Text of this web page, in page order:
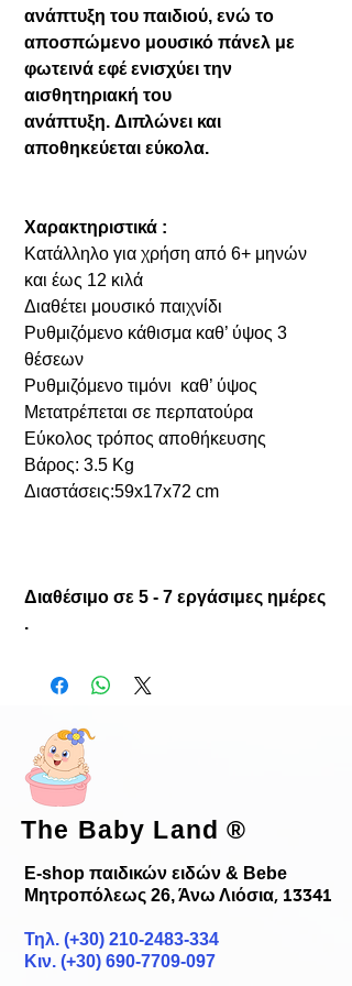
ανάπτυξη του παιδιού, ενώ το
αποσπώμενο μουσικό πάνελ με
φωτεινά εφέ ενισχύει την
αισθητηριακή του
ανάπτυξη. Διπλώνει και
αποθηκεύεται εύκολα.
Χαρακτηριστικά :
Κατάλληλο για χρήση από 6+ μηνών
και έως 12 κιλά
Διαθέτει μουσικό παιχνίδι
Ρυθμιζόμενο κάθισμα καθ’ ύψος 3
θέσεων
Ρυθμιζόμενο τιμόνι καθ’ ύψος
Μετατρέπεται σε περπατούρα
Εύκολος τρόπος αποθήκευσης
Βάρος: 3.5 Kg
Διαστάσεις:59x17x72 cm
Διαθέσιμο σε 5 - 7 εργάσιμες ημέρες
.
The Baby Land®
E-shop παιδικών ειδών & Bebe
Μητροπόλεως 26, Άνω Λιόσια, 13341
Τηλ. (+30) 210-2483-334
Κιν. (+30) 690-7709-097